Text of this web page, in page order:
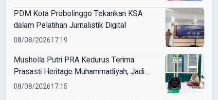
PDM Kota Probolinggo Tekankan KSA
dalam Pelatihan Jurnalistik Digital
08/08/202617:19
Musholla Putri PRA Kedurus Terima
Prasasti Heritage Muhammadiyah, Jadi
Pengingat Sejarah Dakwah dan Amal Saleh
08/08/202617:15